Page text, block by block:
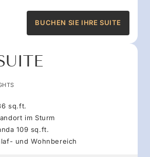
BUCHEN SIE IHRE SUITE
sq.ft.
im Sturm
109 sq.ft.
und Wohnbereich